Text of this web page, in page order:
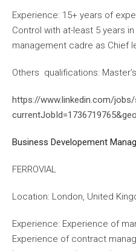
Experience: 15+ years of
Control with at-least 5 years
management cadre as Chief
Others qualifications:
https://www.linkedin.com/
Business Developement
FERROVIAL
Location: London, United
Experience: Experience of
Experience of contract